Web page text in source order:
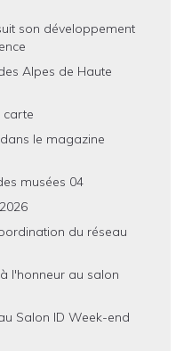
son développement
Alpes de Haute
carte
le magazine
musées 04
du réseau
l'honneur au salon
Salon ID Week-end